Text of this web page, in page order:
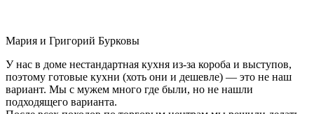
Мария и Григорий Бурковы
У нас в доме нестандартная кухня из-за короба и выступов,
поэтому готовые кухни (хоть они и дешевле) — это не наш
вариант. Мы с мужем много где были, но не нашли
подходящего варианта.